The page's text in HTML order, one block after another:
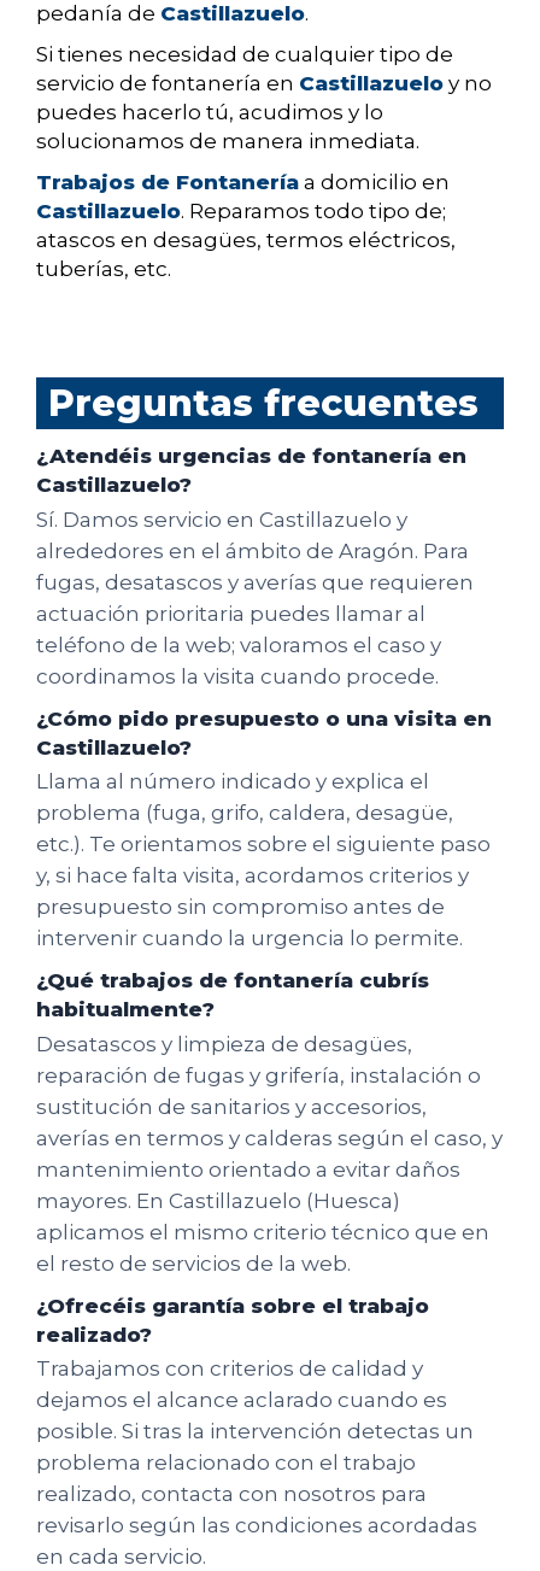
pedanía de Castillazuelo.
Si tienes necesidad de cualquier tipo de
servicio de fontanería en Castillazuelo y no
puedes hacerlo tú, acudimos y lo
solucionamos de manera inmediata.
Trabajos de Fontanería a domicilio en
Castillazuelo. Reparamos todo tipo de;
atascos en desagües, termos eléctricos,
tuberías, etc.
Preguntas frecuentes
¿Atendéis urgencias de fontanería en
Castillazuelo?
Sí. Damos servicio en Castillazuelo y
alrededores en el ámbito de Aragón. Para
fugas, desatascos y averías que requieren
actuación prioritaria puedes llamar al
teléfono de la web; valoramos el caso y
coordinamos la visita cuando procede.
¿Cómo pido presupuesto o una visita en
Castillazuelo?
Llama al número indicado y explica el
problema (fuga, grifo, caldera, desagüe,
etc.). Te orientamos sobre el siguiente paso
y, si hace falta visita, acordamos criterios y
presupuesto sin compromiso antes de
intervenir cuando la urgencia lo permite.
¿Qué trabajos de fontanería cubrís
habitualmente?
Desatascos y limpieza de desagües,
reparación de fugas y grifería, instalación o
sustitución de sanitarios y accesorios,
averías en termos y calderas según el caso, y
mantenimiento orientado a evitar daños
mayores. En Castillazuelo (Huesca)
aplicamos el mismo criterio técnico que en
el resto de servicios de la web.
¿Ofrecéis garantía sobre el trabajo
realizado?
Trabajamos con criterios de calidad y
dejamos el alcance aclarado cuando es
posible. Si tras la intervención detectas un
problema relacionado con el trabajo
realizado, contacta con nosotros para
revisarlo según las condiciones acordadas
en cada servicio.